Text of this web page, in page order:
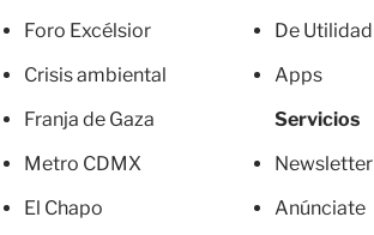
Foro Excélsior
Crisis ambiental
Franja de Gaza
Metro CDMX
El Chapo
De Utilidad
Apps
Servicios
Newsletter
Anúnciate